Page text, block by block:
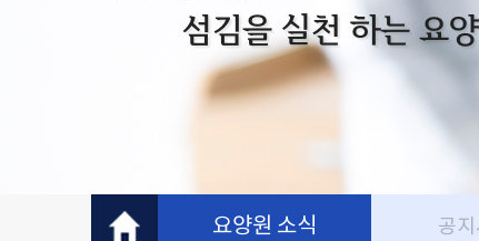
섬김을 실천 하는 요양
요양원 소식 공